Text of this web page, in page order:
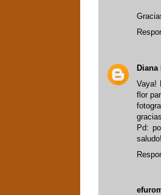
Diana
Vaya!
flor
Pd:
saludo!